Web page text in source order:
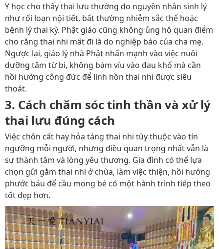
Y học cho thấy thai lưu thường do nguyên nhân sinh lý
như rối loạn nội tiết, bất thường nhiễm sắc thể hoặc
bệnh lý thai kỳ. Phật giáo cũng không ủng hộ quan điểm
cho rằng thai nhi mất đi là do nghiệp báo của cha mẹ.
Ngược lại, giáo lý nhà Phật nhấn mạnh vào việc nuôi
dưỡng tâm từ bi, không bám víu vào đau khổ mà cần
hồi hướng công đức để linh hồn thai nhi được siêu
thoát.
3. Cách chăm sóc tinh thần và xử lý
thai lưu đúng cách
Việc chôn cất hay hỏa táng thai nhi tùy thuộc vào tín
ngưỡng mỗi người, nhưng điều quan trọng nhất vẫn là
sự thành tâm và lòng yêu thương. Gia đình có thể lựa
chọn gửi gắm thai nhi ở chùa, làm việc thiện, hồi hướng
phước báu để cầu mong bé có một hành trình tiếp theo
tốt đẹp hơn.